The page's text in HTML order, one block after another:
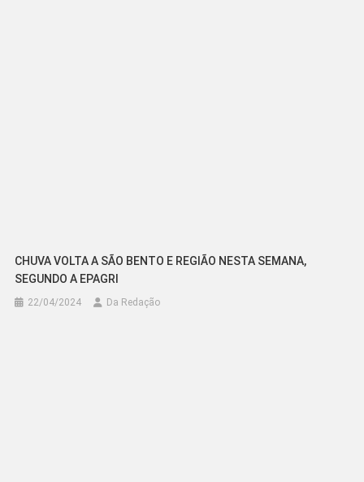
CHUVA VOLTA A SÃO BENTO E REGIÃO NESTA SEMANA,
SEGUNDO A EPAGRI
22/04/2024 Da Redação